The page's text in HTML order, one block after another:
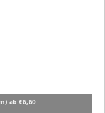
ab €6,60